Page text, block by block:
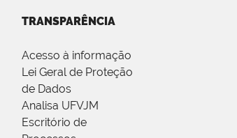
TRANSPARÊNCIA
Acesso à informação
Lei Geral de Proteção
de Dados
Analisa UFVJM
Escritório de